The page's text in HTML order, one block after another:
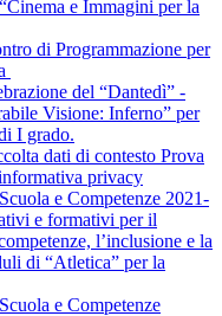
e Immagini per la
di Programmazione per
del “Dantedì” -
Visione: Inferno” per
I grado.
dati di contesto Prova
privacy
e Competenze 2021-
e formativi per il
l’inclusione e la
di “Atletica” per la
e Competenze